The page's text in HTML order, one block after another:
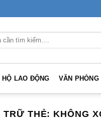
HỘ LAO ĐỘNG VĂN PHÒNG
TRỮ THẺ: KHÔNG